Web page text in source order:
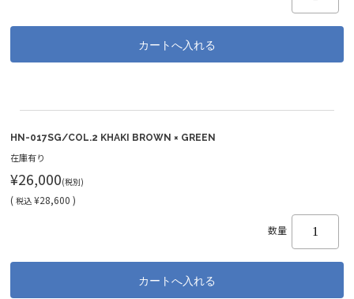
HN-017SG/COL.2 KHAKI BROWN × GREEN
在庫有り
¥26,000(税別)
( 税込 ¥28,600 )
数量